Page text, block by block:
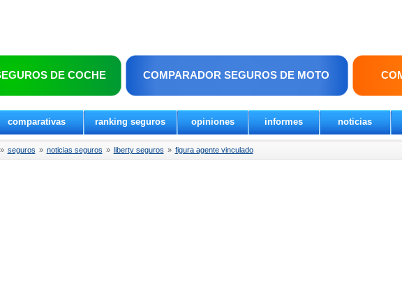
DE COCHE COMPARADOR SEGUROS DE MOTO
comparativas ranking seguros opiniones informes noticias
» seguros » noticias seguros » liberty seguros » figura agente vinculado